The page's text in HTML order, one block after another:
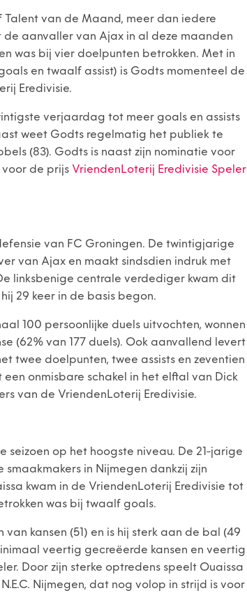
Talent van de Maand, meer dan iedere
aanvaller van Ajax in al deze maanden
was bij vier doelpunten betrokken. Met in
en twaalf assist) is Godts momenteel de
Eredivisie.
verjaardag tot meer goals en assists
weet Godts regelmatig het publiek te
(83). Godts is naast zijn nominatie voor
de prijs VriendenLoterij Eredivisie Speler
van FC Groningen. De twintigjarige
van Ajax en maakt sindsdien indruk met
linksbenige centrale verdediger kwam dit
29 keer in de basis begon.
100 persoonlijke duels uitvochten, wonnen
(62% van 177 duels). Ook aanvallend levert
twee doelpunten, twee assists en zeventien
onmisbare schakel in het elftal van Dick
van de VriendenLoterij Eredivisie.
seizoen op het hoogste niveau. De 21-jarige
in Nijmegen dankzij zijn
kwam in de VriendenLoterij Eredivisie tot
was bij twaalf goals.
kansen (51) en is hij sterk aan de bal (49
veertig gecreëerde kansen en veertig
Door zijn sterke optredens speelt Ouaissa
Nijmegen, dat nog volop in strijd is voor